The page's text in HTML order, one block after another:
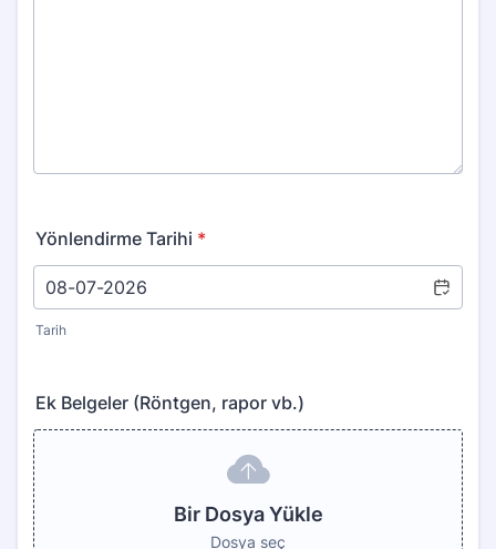
Yönlendirme Tarihi *
Tarih
Ek Belgeler (Röntgen, rapor vb.)
Bir Dosya Yükle
Dosya seç